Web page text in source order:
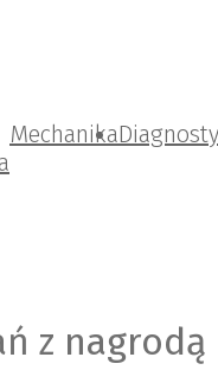
Mechanika
z nagrodą